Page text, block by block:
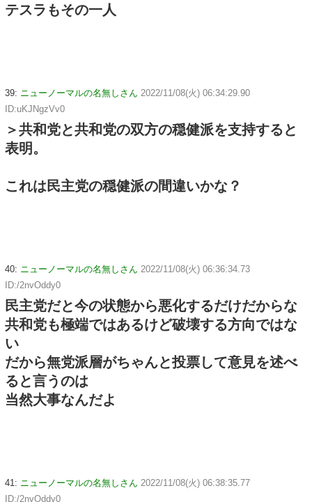
テスラもその一人
39: ニューノーマルの名無しさん 2022/11/08(火) 06:34:29.90
ID:uKJNgzVv0
＞共和党と共和党の双方の穏健派を支持すると
表明。
これは民主党の穏健派の間違いかな？
40: ニューノーマルの名無しさん 2022/11/08(火) 06:36:34.73
ID:/2nvOddy0
民主党だと今の状態から悪化するだけだからな
共和党も極端ではあるけど破壊する方向ではな
い
だから無党派層がちゃんと投票して意見を述べ
ると言うのは
当然大事なんだよ
41: ニューノーマルの名無しさん 2022/11/08(火) 06:38:35.77
ID:/2nvOddy0